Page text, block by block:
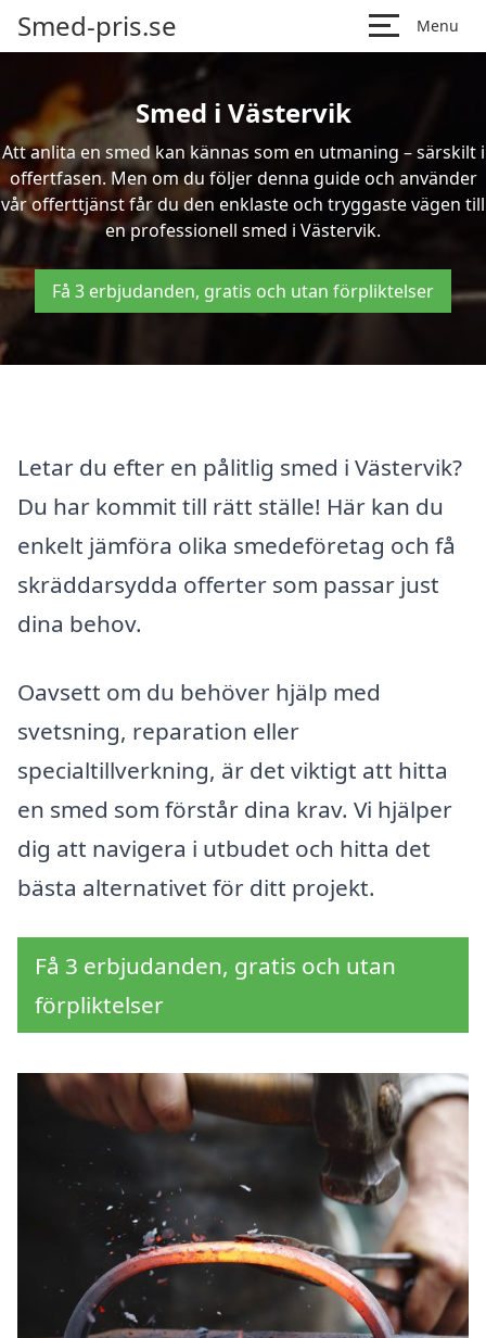
Smed-pris.se Menu
Smed i Västervik
Att anlita en smed kan kännas som en utmaning – särskilt i
offertfasen. Men om du följer denna guide och använder
vår offerttjänst får du den enklaste och tryggaste vägen till
en professionell smed i Västervik.
Få 3 erbjudanden, gratis och utan förpliktelser
Letar du efter en pålitlig smed i Västervik?
Du har kommit till rätt ställe! Här kan du
enkelt jämföra olika smedeföretag och få
skräddarsydda offerter som passar just
dina behov.
Oavsett om du behöver hjälp med
svetsning, reparation eller
specialtillverkning, är det viktigt att hitta
en smed som förstår dina krav. Vi hjälper
dig att navigera i utbudet och hitta det
bästa alternativet för ditt projekt.
Få 3 erbjudanden, gratis och utan
förpliktelser